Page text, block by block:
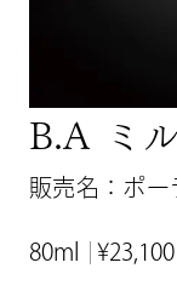
B.A ミ
販売名：ポー
80ml ¥23,100